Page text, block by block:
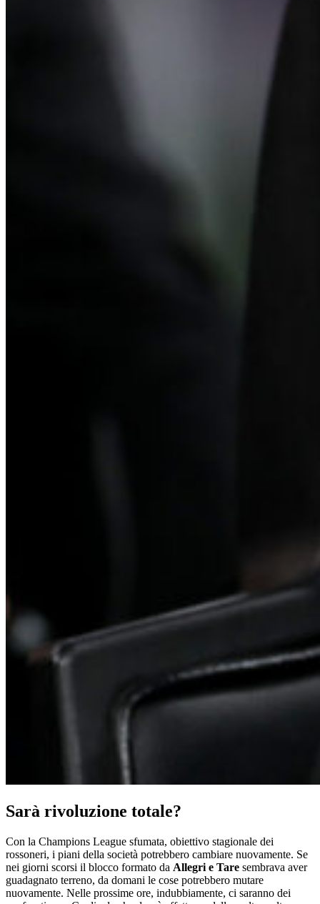
Sarà rivoluzione totale?
Con la Champions League sfumata, obiettivo stagionale dei
rossoneri, i piani della società potrebbero cambiare nuovamente. Se
nei giorni scorsi il blocco formato da Allegri e Tare sembrava aver
guadagnato terreno, da domani le cose potrebbero mutare
nuovamente. Nelle prossime ore, indubbiamente, ci saranno dei